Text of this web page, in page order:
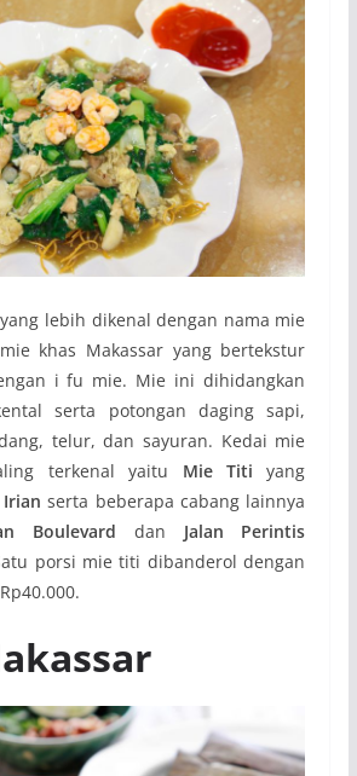
lebih dikenal dengan nama mie
khas Makassar yang bertekstur
i fu mie. Mie ini dihidangkan
serta potongan daging sapi,
telur, dan sayuran. Kedai mie
terkenal yaitu Mie Titi yang
Irian serta beberapa cabang lainnya
Boulevard dan Jalan Perintis
porsi mie titi dibanderol dengan